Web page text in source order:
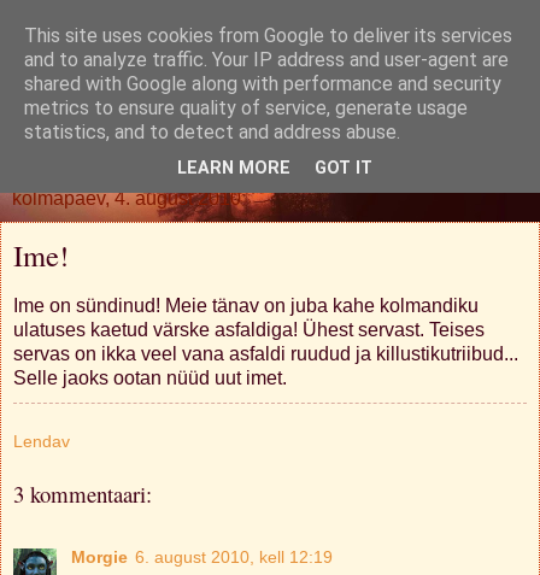
Oh. Jah. Muidugi.
kolmapäev, 4. august 2010
Ime!
Ime on sündinud! Meie tänav on juba kahe kolmandiku
ulatuses kaetud värske asfaldiga! Ühest servast. Teises
servas on ikka veel vana asfaldi ruudud ja killustikutriibud...
Selle jaoks ootan nüüd uut imet.
Lendav
3 kommentaari:
Morgie 6. august 2010, kell 12:19
This site uses cookies from Google to deliver its services
and to analyze traffic. Your IP address and user-agent are
shared with Google along with performance and security
metrics to ensure quality of service, generate usage
statistics, and to detect and address abuse.
LEARN MORE GOT IT